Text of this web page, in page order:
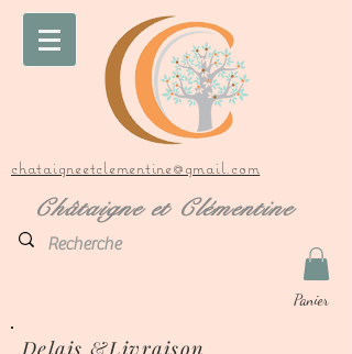
chataigneetclementine@gmail.com
Châtaigne et Clémentine
Panier
Delais &Livraison